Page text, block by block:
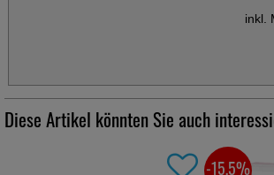
inkl.
Diese Artikel könnten Sie auch
-15,5%